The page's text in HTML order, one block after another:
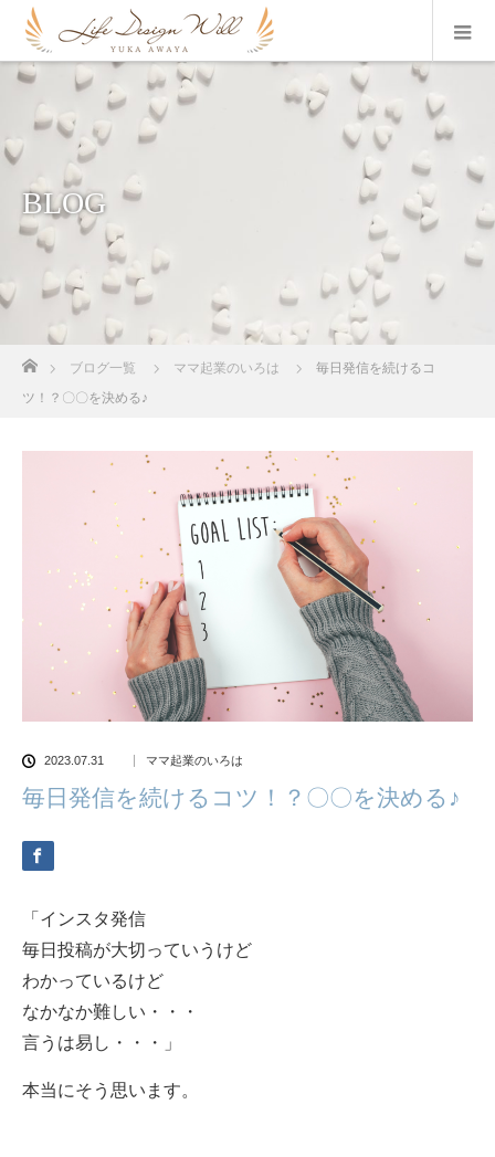
BLOG
ブログ一覧 ママ起業のいろは
毎日発信を続けるコ
ツ！？〇〇を決める♪
2023.07.31 ママ起業のいろは
毎日発信を続けるコツ！？〇〇を決める♪
「インスタ発信
毎日投稿が大切っていうけど
わかっているけど
なかなか難しい・・・
言うは易し・・・」
本当にそう思います。